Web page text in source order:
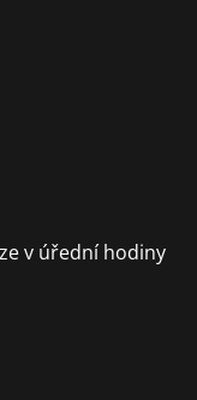
v úřední hodiny